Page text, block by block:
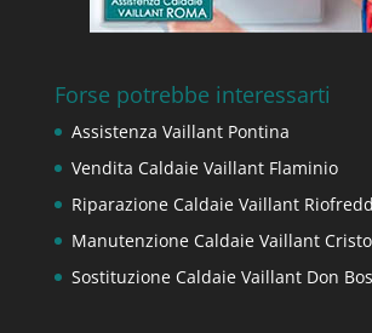
Forse potrebbe interessarti
Assistenza Vaillant Pontina
Vendita Caldaie Vaillant Flaminio
Riparazione Caldaie Vaillant
Manutenzione Caldaie Vaillant
Sostituzione Caldaie Vaillant Don